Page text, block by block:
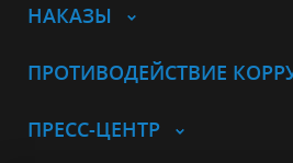
НАКАЗЫ
ПРОТИВОДЕЙСТВИЕ
ПРЕСС-ЦЕНТР